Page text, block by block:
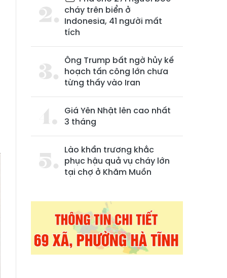
cháy trên biển ở
Indonesia, 41 người mất
tích
Ông Trump bất ngờ hủy kế
hoạch tấn công lớn chưa
từng thấy vào Iran
Giá Yên Nhật lên cao nhất
3 tháng
Lào khẩn trương khắc
phục hậu quả vụ cháy lớn
tại chợ ở Khăm Muồn